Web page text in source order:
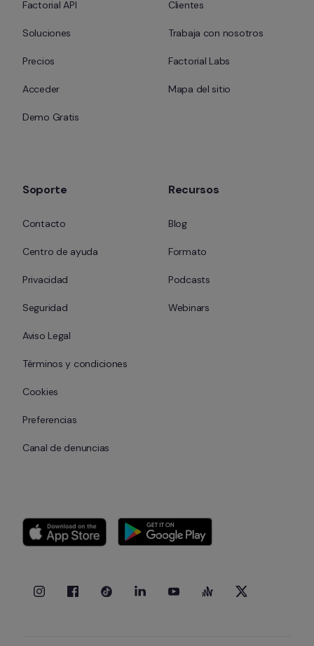
Factorial API
Soluciones
Precios
Acceder
Demo Gratis
Clientes
Trabaja con nosotros
Factorial Labs
Mapa del sitio
Soporte
Contacto
Centro de ayuda
Privacidad
Seguridad
Aviso Legal
Términos y condiciones
Cookies
Preferencias
Canal de denuncias
Recursos
Blog
Formato
Podcasts
Webinars